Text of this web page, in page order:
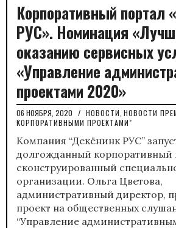
Корпоративный портал
РУС». Номинация
оказанию сервисных
«Управление
проектами 2020»
06 НОЯБРЯ, 2020 / НОВОСТИ НОВОСТИ
КОРПОРАТИВНЫМИ ПРОЕКТАМИ"
Компания “Декёнинк РУС”
долгожданный корпоративный
сконструированный
организации. Ольга Цветова,
административный директор,
проект на общественных
“Управление